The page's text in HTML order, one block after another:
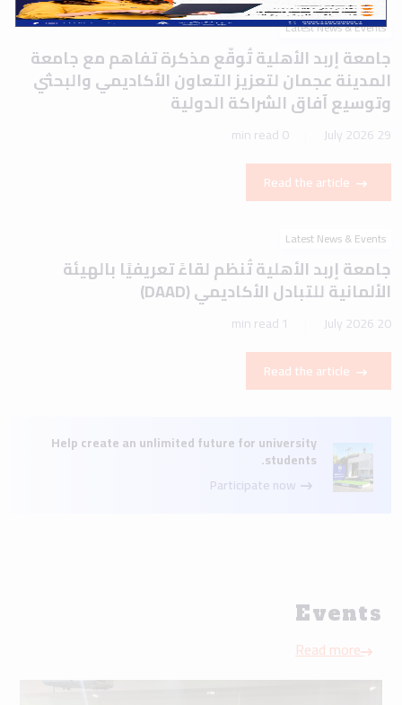
Latest News & Events
جامعة إربد الأهلية تُوقّع مذكرة تفاهم مع جامعة
المدينة عجمان لتعزيز التعاون الأكاديمي والبحثي
وتوسيع آفاق الشراكة الدولية
29 July 2026
0 min read
Read the article
Latest News & Events
جامعة إربد الأهلية تُنظم لقاءً تعريفيًا بالهيئة
الألمانية للتبادل الأكاديمي (DAAD)
20 July 2026
1 min read
Read the article
Help create an unlimited future for university
students.
Participate now
Events
Read more